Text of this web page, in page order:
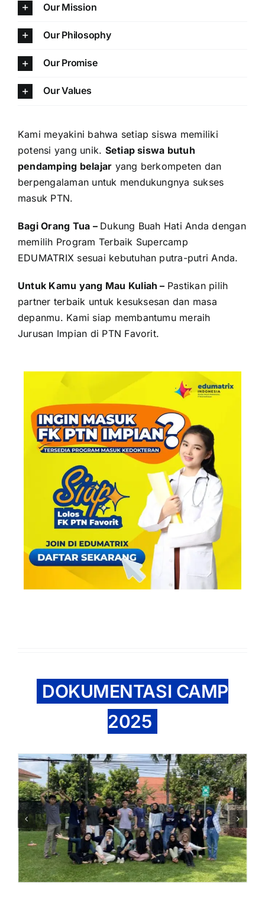
Our Mission
Our Philosophy
Our Promise
Our Values
Kami meyakini bahwa setiap siswa memiliki
potensi yang unik. Setiap siswa butuh
pendamping belajar yang berkompeten dan
berpengalaman untuk mendukungnya sukses
masuk PTN.
Bagi Orang Tua – Dukung Buah Hati Anda dengan
memilih Program Terbaik Supercamp
EDUMATRIX sesuai kebutuhan putra-putri Anda.
Untuk Kamu yang Mau Kuliah – Pastikan pilih
partner terbaik untuk kesuksesan dan masa
depanmu. Kami siap membantumu meraih
Jurusan Impian di PTN Favorit.
DOKUMENTASI CAMP
2025